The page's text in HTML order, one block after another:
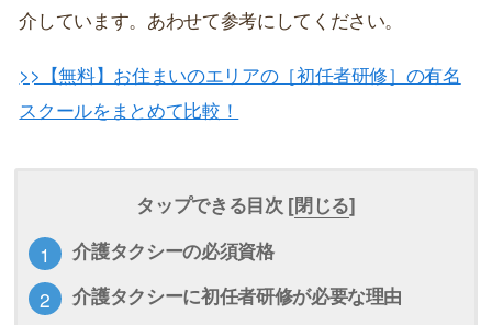
介しています。あわせて参考にしてください。
>>【無料】お住まいのエリアの［初任者研修］の有名
スクールをまとめて比較！
タップできる目次 [閉じる]
介護タクシーの必須資格
介護タクシーに初任者研修が必要な理由